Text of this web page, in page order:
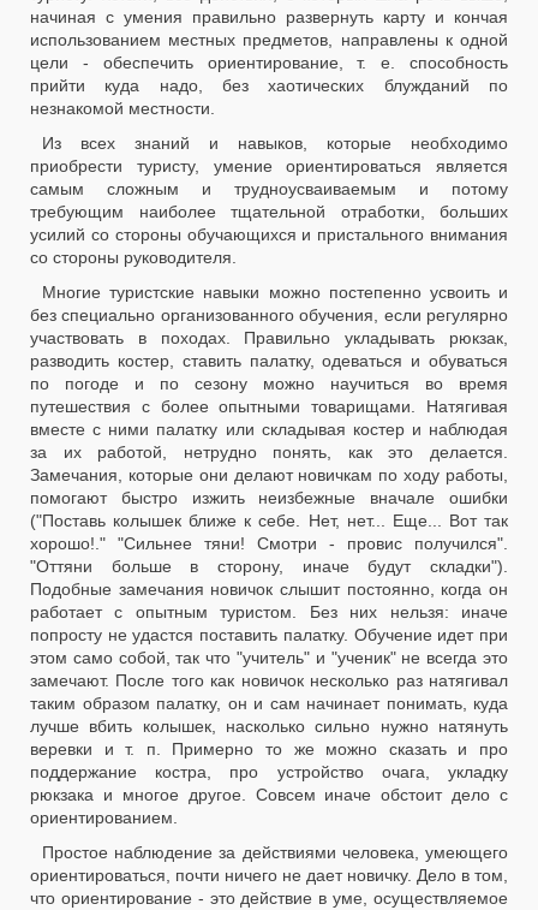
начиная с умения правильно развернуть карту и кончая
использованием местных предметов, направлены к одной
цели - обеспечить ориентирование, т. е. способность
прийти куда надо, без хаотических блужданий по
незнакомой местности.
Из всех знаний и навыков, которые необходимо
приобрести туристу, умение ориентироваться является
самым сложным и трудноусваиваемым и потому
требующим наиболее тщательной отработки, больших
усилий со стороны обучающихся и пристального внимания
со стороны руководителя.
Многие туристские навыки можно постепенно усвоить и
без специально организованного обучения, если регулярно
участвовать в походах. Правильно укладывать рюкзак,
разводить костер, ставить палатку, одеваться и обуваться
по погоде и по сезону можно научиться во время
путешествия с более опытными товарищами. Натягивая
вместе с ними палатку или складывая костер и наблюдая
за их работой, нетрудно понять, как это делается.
Замечания, которые они делают новичкам по ходу работы,
помогают быстро изжить неизбежные вначале ошибки
("Поставь колышек ближе к себе. Нет, нет... Еще... Вот так
хорошо!." "Сильнее тяни! Смотри - провис получился".
"Оттяни больше в сторону, иначе будут складки").
Подобные замечания новичок слышит постоянно, когда он
работает с опытным туристом. Без них нельзя: иначе
попросту не удастся поставить палатку. Обучение идет при
этом само собой, так что "учитель" и "ученик" не всегда это
замечают. После того как новичок несколько раз натягивал
таким образом палатку, он и сам начинает понимать, куда
лучше вбить колышек, насколько сильно нужно натянуть
веревки и т. п. Примерно то же можно сказать и про
поддержание костра, про устройство очага, укладку
рюкзака и многое другое. Совсем иначе обстоит дело с
ориентированием.
Простое наблюдение за действиями человека, умеющего
ориентироваться, почти ничего не дает новичку. Дело в том,
что ориентирование - это действие в уме, осуществляемое